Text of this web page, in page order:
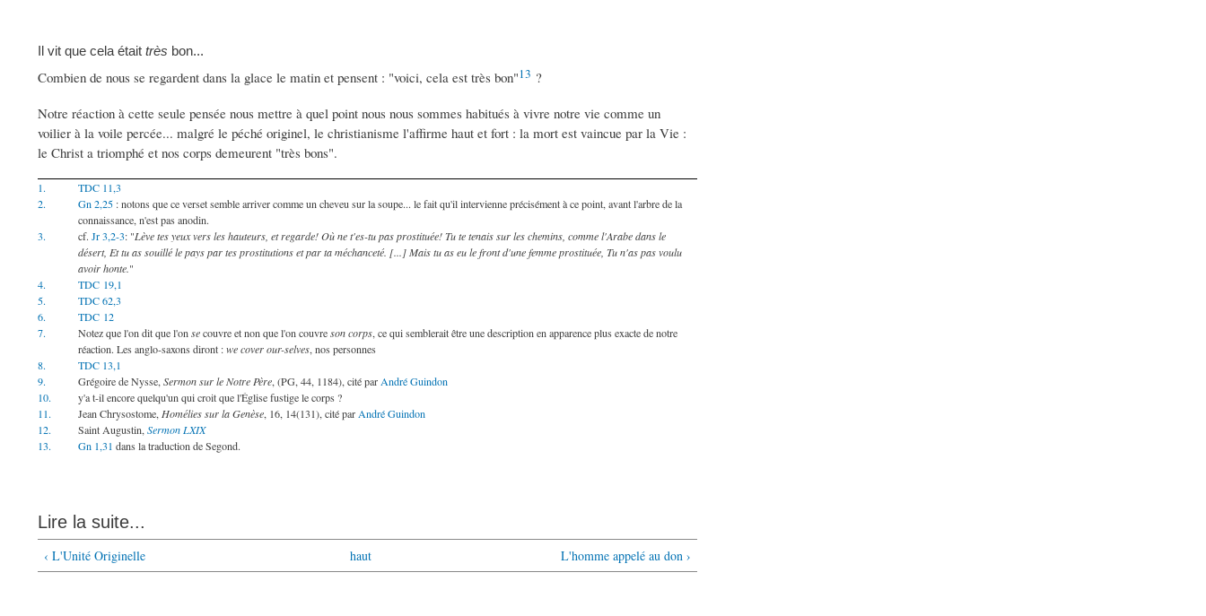
Il vit que cela était très bon...
Combien de nous se regardent dans la glace le matin et pensent : "voici, cela est très bon"13 ?
Notre réaction à cette seule pensée nous mettre à quel point nous nous sommes habitués à vivre notre vie comme un
voilier à la voile percée... malgré le péché originel, le christianisme l'affirme haut et fort : la mort est vaincue par la Vie :
le Christ a triomphé et nos corps demeurent "très bons".
1. TDC 11,3
2.
Gn2,25 : notons que ce verset semble arriver comme un cheveu sur la soupe... le fait qu'il intervienne précisément à ce point, avant l'arbre de la
connaissance, n'est pas anodin.
3.
cf.Jr3,2-3: "Lève tes yeux vers les hauteurs, et regarde! Où ne t'es-tu pas prostituée! Tu te tenais sur les chemins, comme l'Arabe dans le
désert, Et tu as souillé le pays par tes prostitutions et par ta méchanceté. [...] Mais tu as eu le front d'une femme prostituée, Tu n'as pas voulu
avoir honte."
4.
TDC 19,1
5.
TDC62,3
6.
TDC 12
7.
Notez que l'on dit que l'onsecouvre et non que l'on couvreson corps, ce qui semblerait être une description en apparence plus exacte de notre
réaction. Les anglo-saxons diront :we cover our-selves, nos personnes
8.
TDC 13,1
9.
Grégoire de Nysse,Sermon sur le Notre Père, (PG,44, 1184), cité par André Guindon
10.
y'a t-il encore quelqu'un qui croit que l'Église fustige le corps ?
11.
Jean Chrysostome, Homélies sur la Genèse, 16, 14(131), cité par André Guindon
12.
Saint Augustin,Sermon LXIX
13.
Gn 1,31 dans la traduction de Segond.
Lire la suite...
‹ L'Unité Originelle haut L'homme appelé au don ›